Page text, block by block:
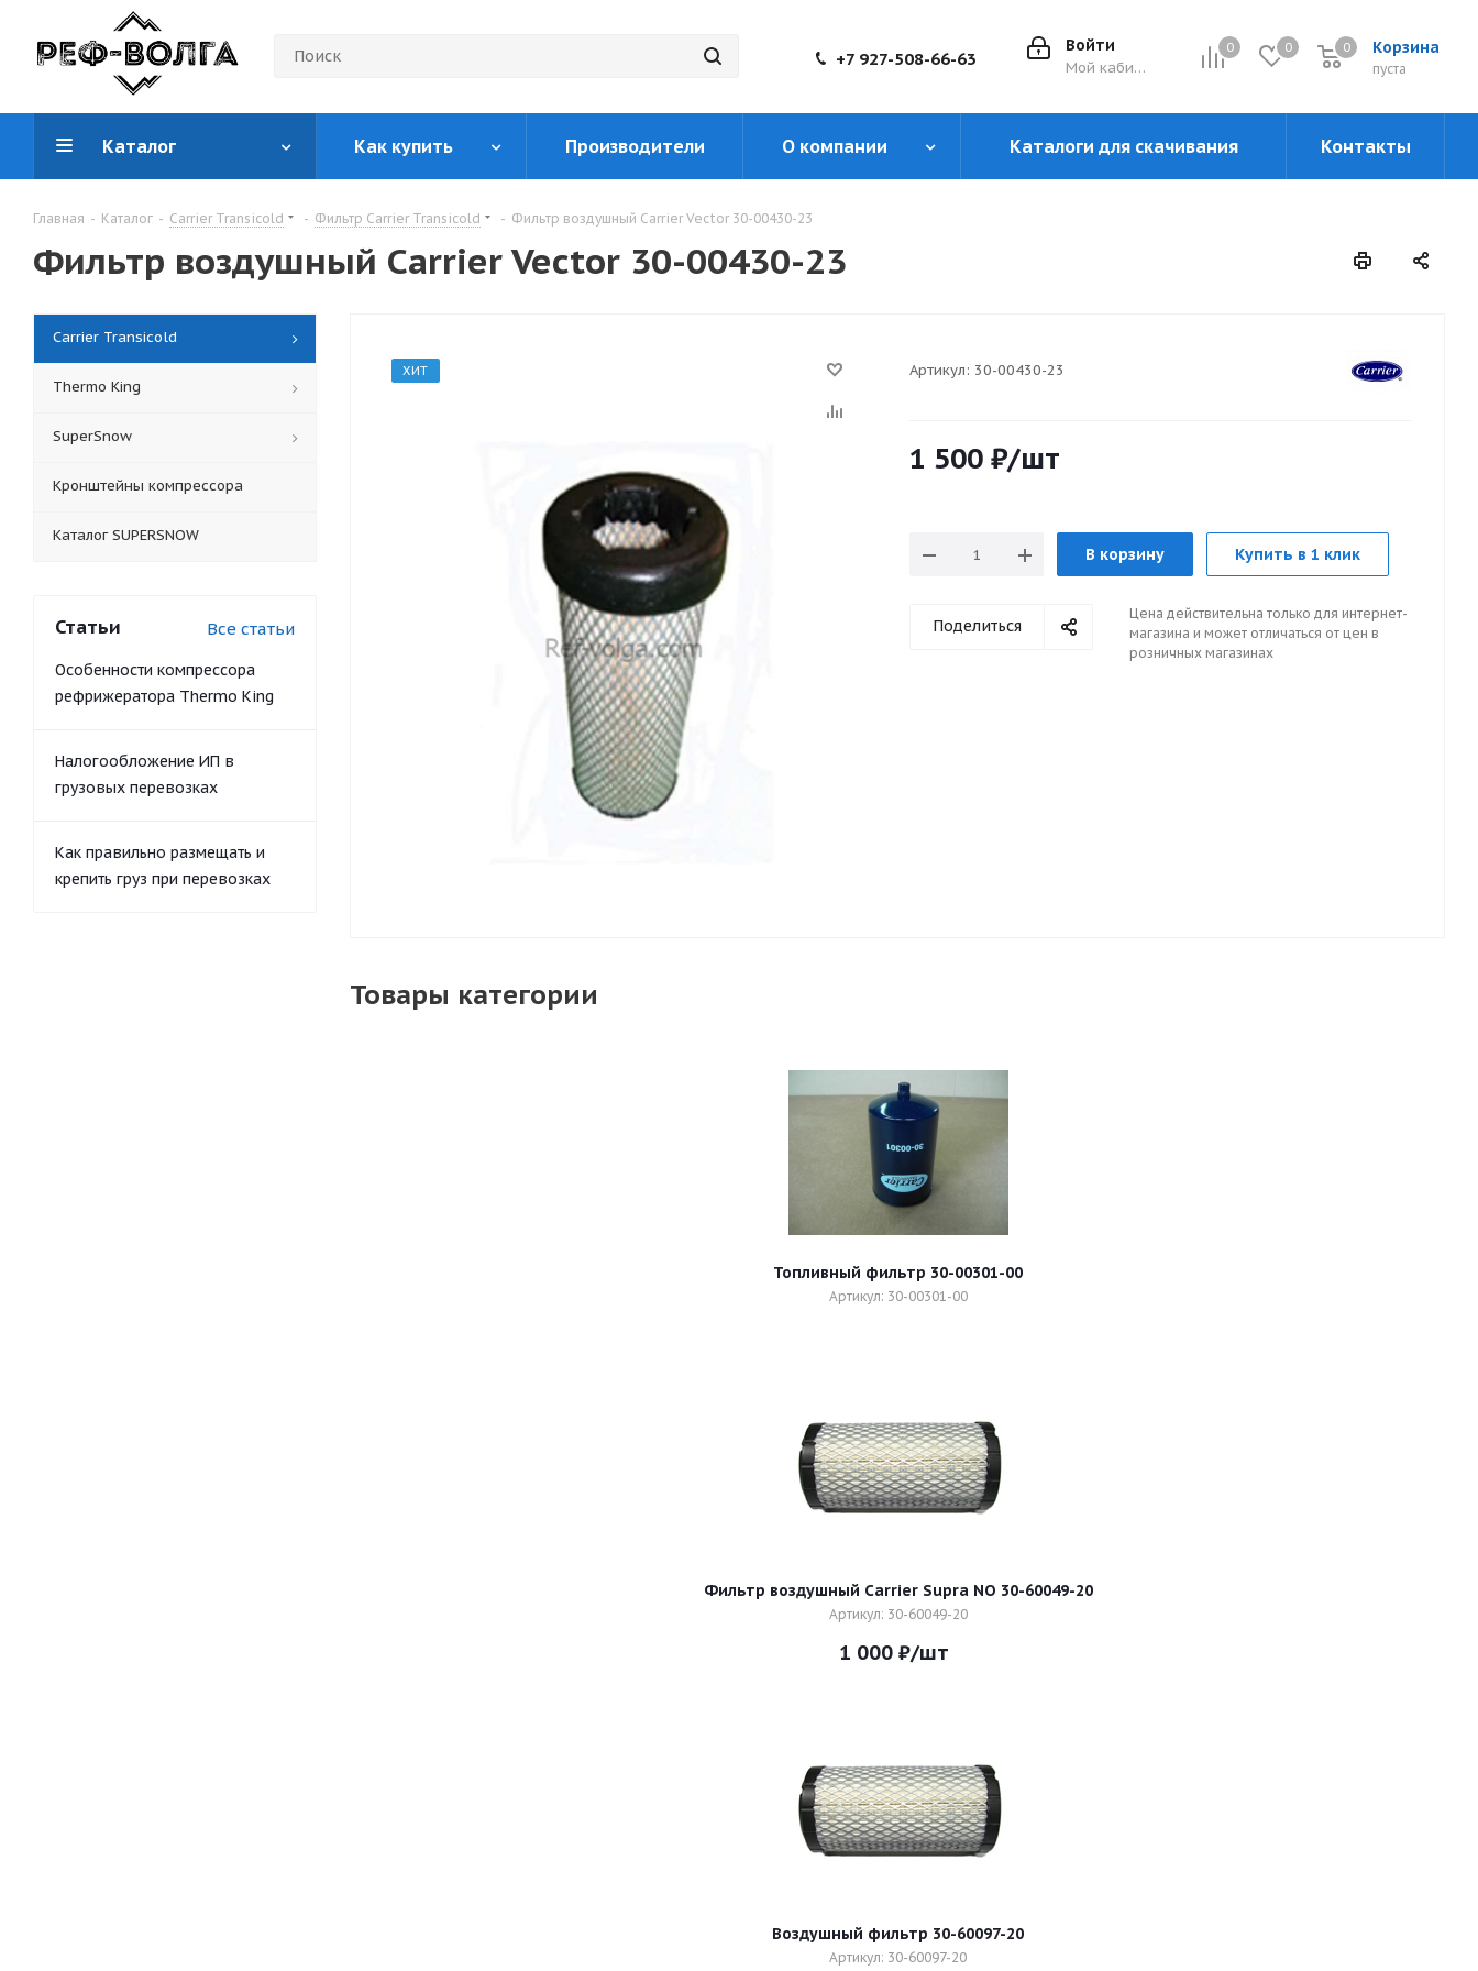
0 0 Корзина
0
пуста
0
Войти
Мой кабинет
+7 927-508-66-63
Каталог Как купить Производители О компании Каталоги для скачивания Контакты
Главная - Каталог - Carrier Transicold - Фильтр Carrier Transicold - Фильтр воздушный Carrier Vector 30-00430-23
Фильтр воздушный Carrier Vector 30-00430-23
ХИТ Артикул: 30-00430-23
1 500 ₽/шт
В корзину Купить в 1 клик
Поделиться
Цена действительна только для интернет-
магазина и может отличаться от цен в
розничных магазинах
Товары категории
Топливный фильтр 30-00301-00
Артикул: 30-00301-00
Фильтр воздушный Carrier Supra NO 30-60049-20
Артикул: 30-60049-20
1 000 ₽/шт
Воздушный фильтр 30-60097-20
Артикул: 30-60097-20
Carrier Transicold
Thermo King
SuperSnow
Кронштейны компрессора
Каталог SUPERSNOW
Статьи Все статьи
Особенности компрессора
рефрижератора Thermo King
Налогообложение ИП в
грузовых перевозках
Как правильно размещать и
крепить груз при перевозках